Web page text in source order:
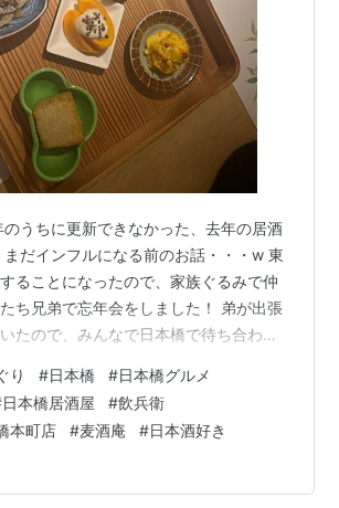
うちに更新できなかった、去年の居酒
だインフルになる前のお話・・・w 東
ることになったので、家族ぐるみで仲
ち兄弟で忘年会をしました！ 弟が出張
たので、みんなで日本橋で待ち合わ
橋本町店』に予約をしました。
オーダーしたもの お店のこと コスパ
ーダーしたもの まずはビール！麦酒庵
フトビールがいくつかあったのです
たくてサッポロ黒ラベルの生🤩 そし
り #日本橋 #日本橋グルメ
日本橋居酒屋 #飲兵衛
本町店 #麦酒庵 #日本酒好き